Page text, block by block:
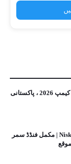
جنوبی کوریا میں مکمل فنڈڈ کلچرل کیمپ 2026 ، پاکستانی
Niskanen Summer Institute 2026 USA | مکمل فنڈڈ سمر